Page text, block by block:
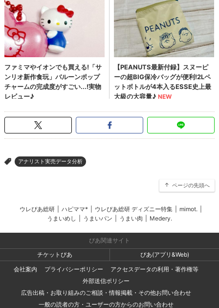
> アナリスト実売データ分析
ページの先頭へ
ウレぴあ総研 ハピママ* ウレぴあ総研 ディズニー特集 mimot.
うまいめし
うまいパン うまい肉 Medery.
ぴあ関連サイト
チケットぴあ
ぴあ(アプリ&Web)
会社案内
プライバシーポリシー
アクセスデータの利用・著作権等
外部送信ポリシー
広告出稿・お取り組みのご相談・情報掲載・その他お問い合わせ
一般の読者の方・ユーザーの方からのお問い合わせ